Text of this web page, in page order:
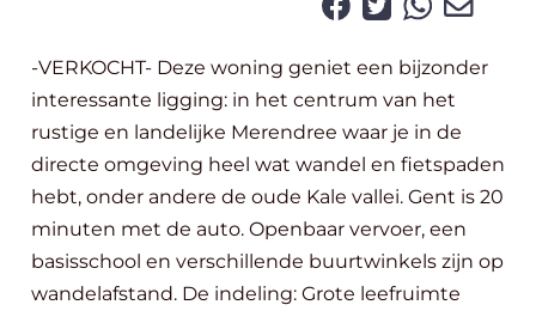
-VERKOCHT- Deze woning geniet een bijzonder
interessante ligging: in het centrum van het
rustige en landelijke Merendree waar je in de
directe omgeving heel wat wandel en fietspaden
hebt, onder andere de oude Kale vallei. Gent is 20
minuten met de auto. Openbaar vervoer, een
basisschool en verschillende buurtwinkels zijn op
wandelafstand. De indeling: Grote leefruimte